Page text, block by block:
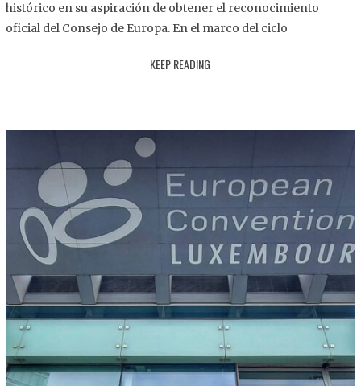
2
histórico en su aspiración de obtener el reconocimiento
oficial del Consejo de Europa. En el marco del ciclo
KEEP READING